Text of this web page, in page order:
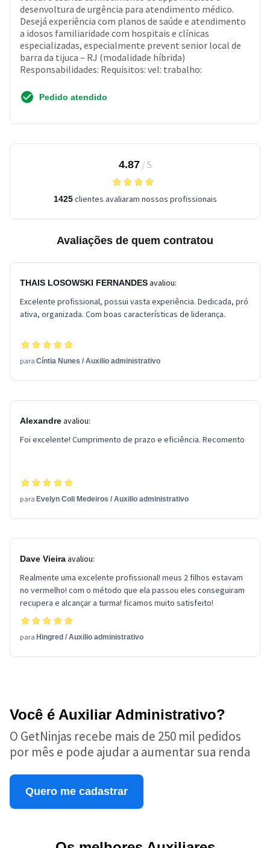
desenvoltura de urgência para atendimento médico.
Desejá experiência com planos de saúde e atendimento
a idosos familiaridade com hospitais e clínicas
especializadas, especialmente prevent senior local de
barra da tijuca – RJ (modalidade híbrida)
Responsabilidades: Requisitos: vel: trabalho:
Pedido atendido
4.87/ 5
1425clientes avaliaram nossos profissionais
Avaliações de quem contratou
THAIS LOSOWSKI FERNANDESavaliou:
Excelente profissional, possui vasta experiência. Dedicada, pró
ativa, organizada. Com boas características de liderança.
para Cíntia Nunes / Auxilio administrativo
Alexandreavaliou:
Foi excelente! Cumprimento de prazo e eficiência. Recomento
para Evelyn Coli Medeiros / Auxilio administrativo
Dave Vieiraavaliou:
Realmente uma excelente profissional! meus 2 filhos estavam
no vermelho! com o método que ela passou eles conseguiram
recupera e alcançar a turma! ficamos muito satisfeito!
para Hingred / Auxilio administrativo
Você é Auxiliar Administrativo?
O GetNinjas recebe mais de 250 mil pedidos
por mês e pode ajudar a aumentar sua renda
Quero me cadastrar